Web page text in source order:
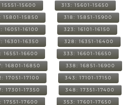
15551-15600 313: 15601-15650
15801-15850 318: 15851-15900
16051-16100 323: 16101-16150
16301-16350 328: 16351-16400
16551-16600 333: 16601-16650
16801-16850 338: 16851-16900
17051-17100 343: 17101-17150
17301-17350 348: 17351-17400
17551-17600 353: 17601-17650